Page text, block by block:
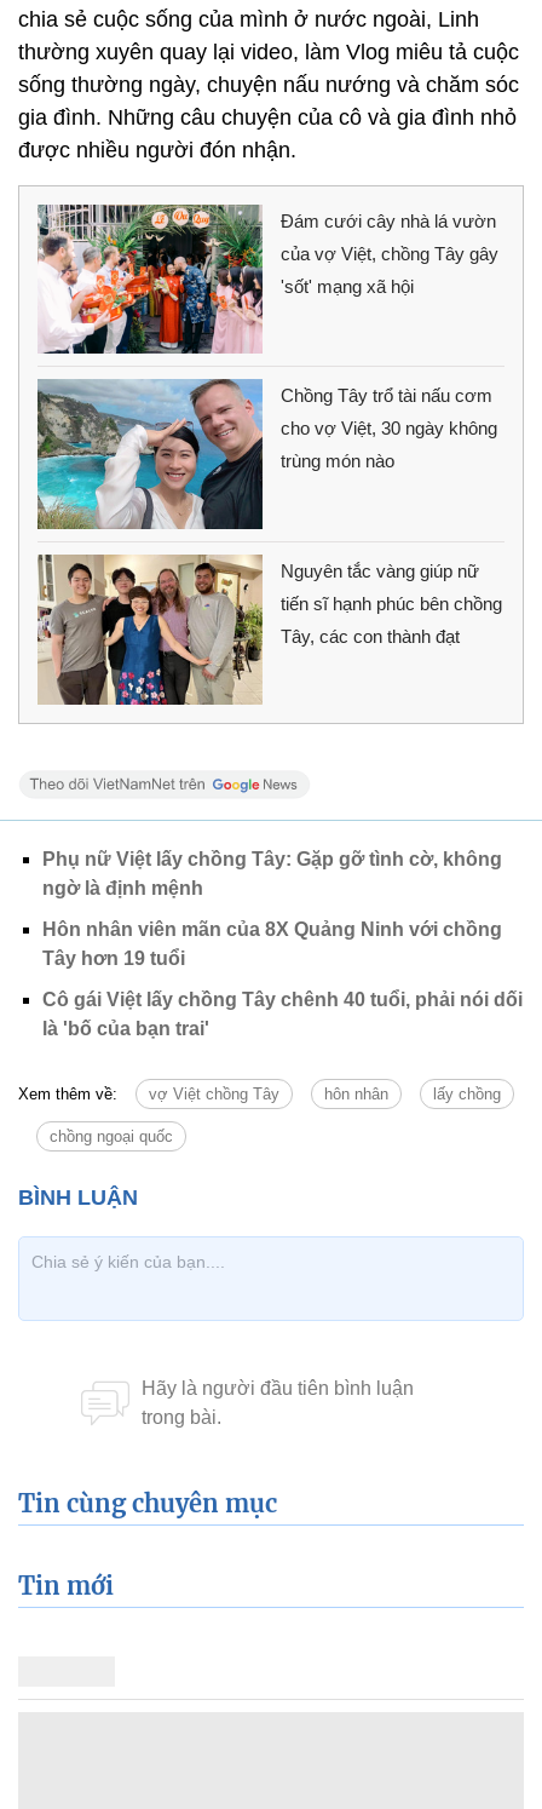
chia sẻ cuộc sống của mình ở nước ngoài, Linh
thường xuyên quay lại video, làm Vlog miêu tả cuộc
sống thường ngày, chuyện nấu nướng và chăm sóc
gia đình. Những câu chuyện của cô và gia đình nhỏ
được nhiều người đón nhận.
Đám cưới cây nhà lá vườn
của vợ Việt, chồng Tây gây
'sốt' mạng xã hội
Chồng Tây trổ tài nấu cơm
cho vợ Việt, 30 ngày không
trùng món nào
Nguyên tắc vàng giúp nữ
tiến sĩ hạnh phúc bên chồng
Tây, các con thành đạt
Phụ nữ Việt lấy chồng Tây: Gặp gỡ tình cờ, không
ngờ là định mệnh
Hôn nhân viên mãn của 8X Quảng Ninh với chồng
Tây hơn 19 tuổi
Cô gái Việt lấy chồng Tây chênh 40 tuổi, phải nói dối
là 'bố của bạn trai'
Xem thêm về: vợ Việt chồng Tây hôn nhân lấy chồng
chồng ngoại quốc
Tin cùng chuyên mục
Tin mới